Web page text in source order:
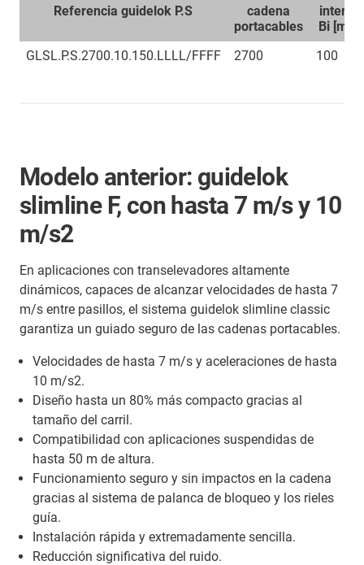
Referencia guidelok P.S
cadena
portacables
interior
Bi [mm]
GLSL.P.S.2700.10.150.LLLL/FFFF
2700 100
Modelo anterior: guidelok
slimline F, con hasta 7 m/s y 10
m/s2
En aplicaciones con transelevadores altamente
dinámicos, capaces de alcanzar velocidades de hasta 7
m/s entre pasillos, el sistema guidelok slimline classic
garantiza un guiado seguro de las cadenas portacables.
Velocidades de hasta 7 m/s y aceleraciones de hasta
10 m/s2.
Diseño hasta un 80% más compacto gracias al
tamaño del carril.
Compatibilidad con aplicaciones suspendidas de
hasta 50 m de altura.
Funcionamiento seguro y sin impactos en la cadena
gracias al sistema de palanca de bloqueo y los rieles
guía.
Instalación rápida y extremadamente sencilla.
Reducción significativa del ruido.